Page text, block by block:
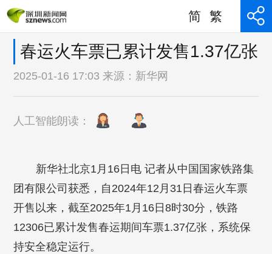
简 繁
春运火车票已累计发售1.37亿张
2025-01-16 17:03 来源： 新华网
人工智能朗读：
新华社北京1月16日电 记者从中国国家铁路集
团有限公司获悉，自2024年12月31日春运火车票
开售以来，截至2025年1月16日8时30分，铁路
12306已累计发售春运期间车票1.37亿张，系统保
持安全稳定运行。